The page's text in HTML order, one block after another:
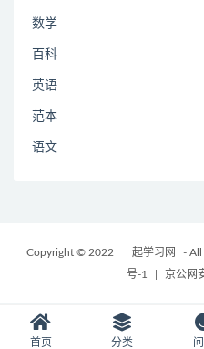
数学
百科
英语
范本
语文
Copyright © 2022 一起学习网 - All
号-1
京公网
首页 分类